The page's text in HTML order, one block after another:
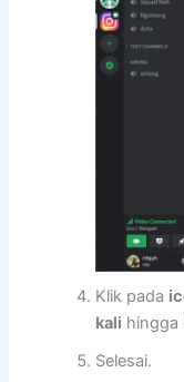
Klik pada
kali hingga
Selesai.